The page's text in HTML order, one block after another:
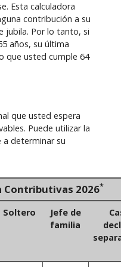
Esta calculadora
contribución a su
jubila. Por lo tanto, si
años, su última
que usted cumple 64
que usted espera
Puede utilizar la
a determinar su
Contributivas 2026*
Soltero
Jefe de
familia